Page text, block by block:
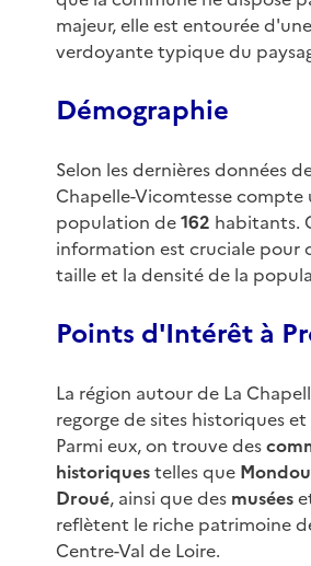
majeur, elle est entourée
verdoyante typique du
Démographie
Selon les dernières données
Chapelle-Vicomtesse compte
population de162 habitants.
information est cruciale pour
taille et la densité de la
Points d'Intérêt à
La région autour de La
regorge de sites historiques
Parmi eux, on trouve des
historiquestelles que
Droué, ainsi que des musées
reflètent le riche patrimoine
Centre-Val de Loire.